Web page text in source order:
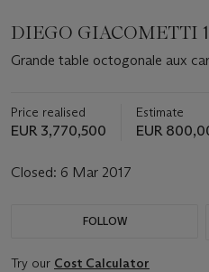
DIEGO GIACOMETTI
Grande table octogonale aux
Price realised
EUR 3,770,500
Estimate
EUR
Closed: 6 Mar 2017
FOLLOW
Try our Cost Calculator